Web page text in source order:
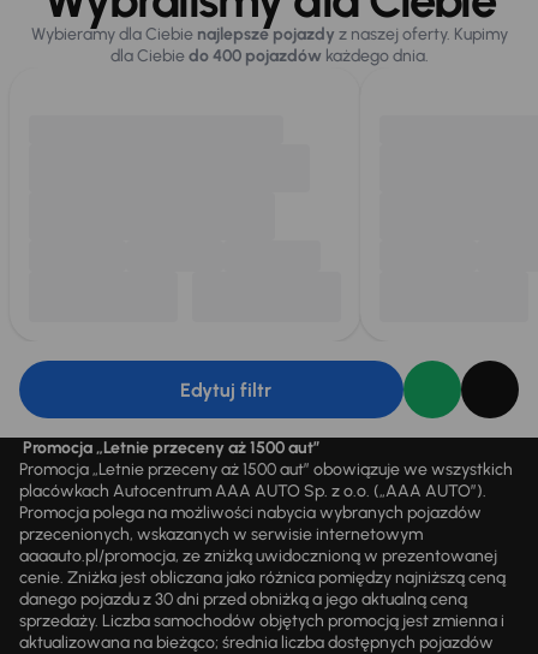
Wybieramy dla Ciebie najlepsze pojazdy z naszej oferty. Kupimy
dla Ciebiedo 400 pojazdówkażdego dnia.
Edytuj filtr
Promocja „Letnie przeceny aż 1500 aut”
Promocja „Letnie przeceny aż 1500 aut” obowiązuje we wszystkich
placówkach Autocentrum AAA AUTO Sp. z o.o. („AAA AUTO”).
Promocja polega na możliwości nabycia wybranych pojazdów
przecenionych, wskazanych w serwisie internetowym
aaaauto.pl/promocja, ze zniżką uwidocznioną w prezentowanej
cenie. Zniżka jest obliczana jako różnica pomiędzy najniższą ceną
danego pojazdu z 30 dni przed obniżką a jego aktualną ceną
sprzedaży. Liczba samochodów objętych promocją jest zmienna i
aktualizowana na bieżąco; średnia liczba dostępnych pojazdów